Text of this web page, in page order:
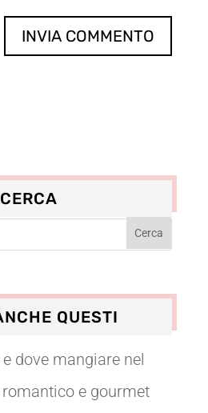
CERCA
QUESTI
dove mangiare nel
e gourmet